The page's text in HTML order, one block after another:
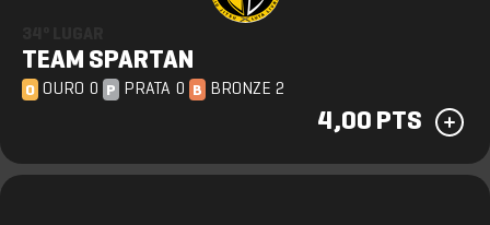
TEAM SPARTAN
O OURO 0 P PRATA 0 B BRONZE 2
4,00 PTS